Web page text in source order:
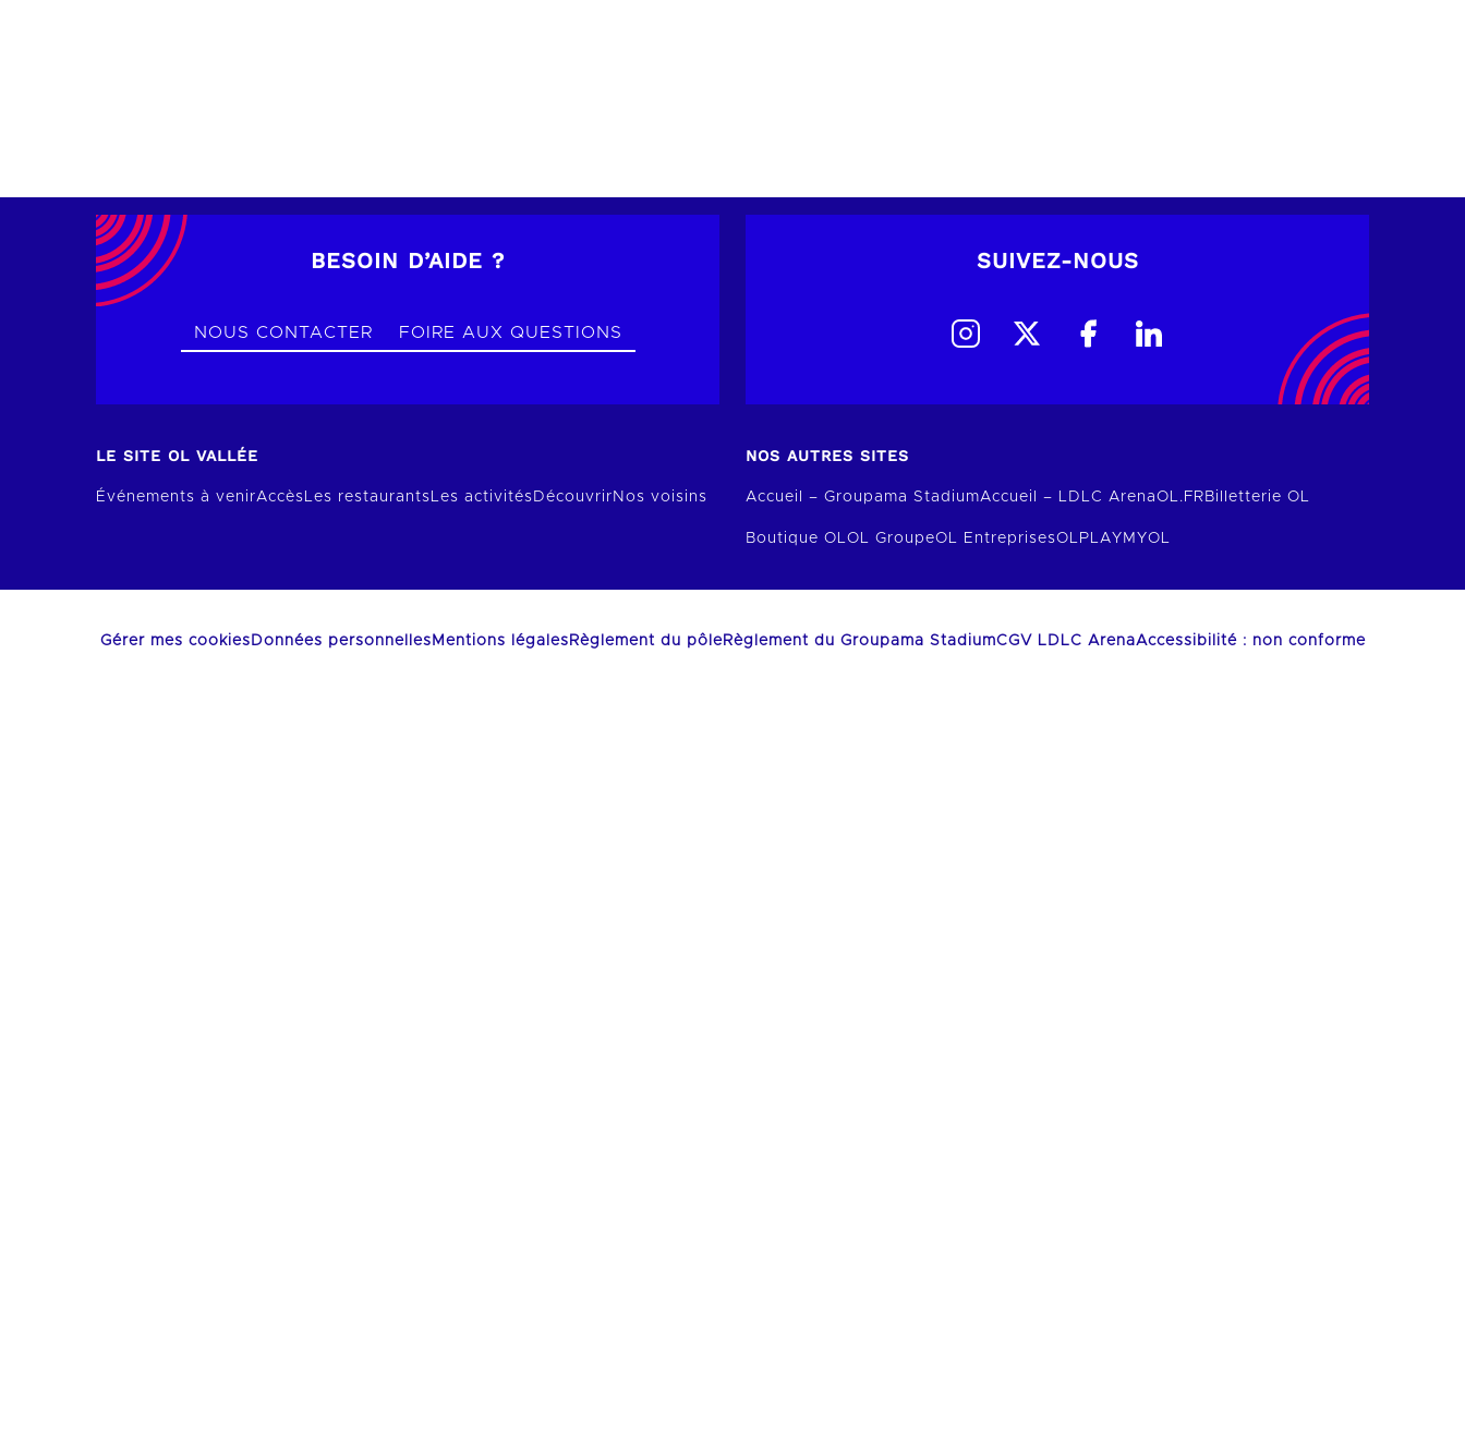
BESOIN D’AIDE ?
NOUS CONTACTER FOIRE AUX QUESTIONS
SUIVEZ-NOUS
LE SITE OL VALLÉE
Événements à venirAccès Les restaurants Les activités Découvrir Nos voisins
NOS AUTRES SITES
Accueil – Groupama StadiumAccueil – LDLC ArenaOL.FR Billetterie OL
Boutique OL OL GroupeOL EntreprisesOLPLAY MYOL
Gérer mes cookies Données personnelles Mentions légales Règlement du pôleRèglement du Groupama StadiumCGV LDLC ArenaAccessibilité : non conforme